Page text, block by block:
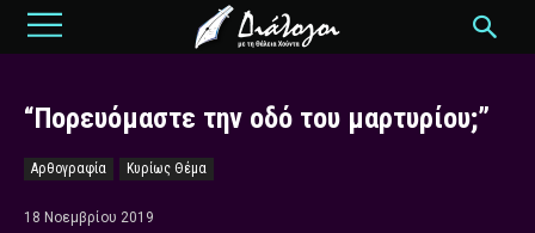
“Πορευόμαστε την οδό του μαρτυρίου;”
Αρθογραφία Κυρίως Θέμα
18 Νοεμβρίου 2019